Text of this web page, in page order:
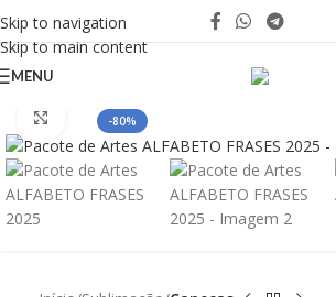
Skip to navigation
Skip to main content
MENU
-80%
Click to enlarge